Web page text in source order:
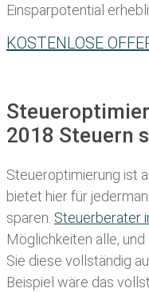
Einsparpotential
KOSTENLOSE
2018 Steuern
Steueroptimierung ist
bietet hier für
sparen. Steuerberater
Möglichkeiten alle,
Sie diese vollständig
Beispiel wäre das